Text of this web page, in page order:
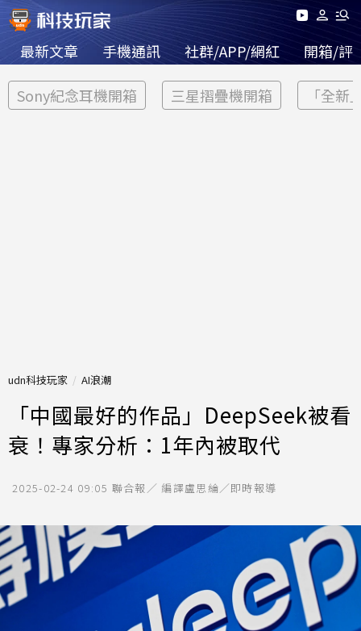
最新文章 手機通訊 社群/APP/網紅 開箱/評
Sony紀念耳機開箱 三星摺疊機開箱 「全新
udn科技玩家 AI浪潮
「中國最好的作品」DeepSeek被看
衰！專家分析：1年內被取代
2025-02-24 09:05 聯合報／ 編譯盧思綸／即時報導